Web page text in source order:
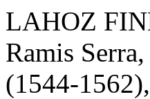
LAHOZ
Ramis
(1544-